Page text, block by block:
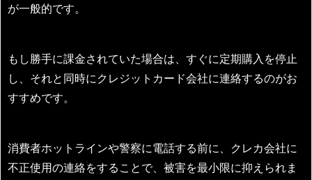
が一般的です。
もし勝手に課金されていた場合は、すぐに定期購入を停止
し、それと同時にクレジットカード会社に連絡するのがお
すすめです。
消費者ホットラインや警察に電話する前に、クレカ会社に
不正使用の連絡をすることで、被害を最小限に抑えられま